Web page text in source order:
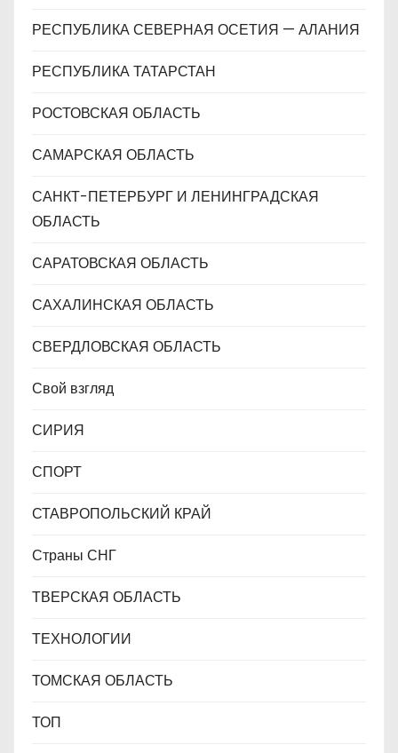
РЕСПУБЛИКА СЕВЕРНАЯ ОСЕТИЯ — АЛАНИЯ
РЕСПУБЛИКА ТАТАРСТАН
РОСТОВСКАЯ ОБЛАСТЬ
САМАРСКАЯ ОБЛАСТЬ
САНКТ-ПЕТЕРБУРГ И ЛЕНИНГРАДСКАЯ
ОБЛАСТЬ
САРАТОВСКАЯ ОБЛАСТЬ
САХАЛИНСКАЯ ОБЛАСТЬ
СВЕРДЛОВСКАЯ ОБЛАСТЬ
Свой взгляд
СИРИЯ
СПОРТ
СТАВРОПОЛЬСКИЙ КРАЙ
Страны СНГ
ТВЕРСКАЯ ОБЛАСТЬ
ТЕХНОЛОГИИ
ТОМСКАЯ ОБЛАСТЬ
ТОП